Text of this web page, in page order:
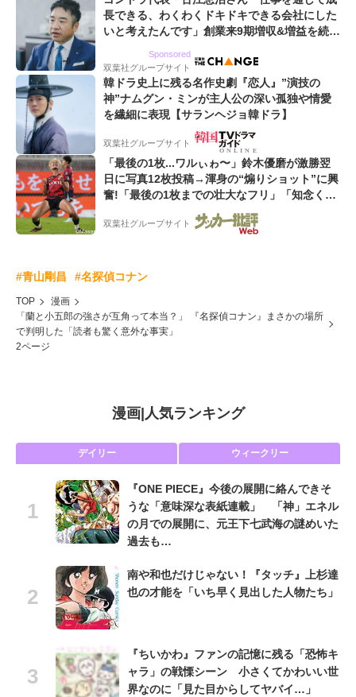
長できる、わくわくドキドキできる会社にした
いと考えたんです」創業来9期増収&増益を続け
Sponsored
双葉社グループサイト
韓ドラ史上に残る名作史劇『恋人』”演技の
神”ナムグン・ミンが主人公の深い孤独や情愛
を繊細に表現【サランヘジョ韓ドラ】
双葉社グループサイト
「最後の1枚...ワルぃゎ〜」鈴木優磨が激勝翌
日に写真12枚投稿→渾身の“煽りショット”に興
奮!「最後の1枚までの壮大なフリ」「知念くん
のことどんだけ好きなんよw」
双葉社グループサイト
#青山剛昌 #名探偵コナン
TOP
漫画
「蘭と小五郎の強さが互角って本当？」 『名探偵コナン』まさかの場所
で判明した「読者も驚く意外な事実」
2ページ
漫画| 人気ランキング
デイリー ウィークリー
『ONE PIECE』今後の展開に絡んできそ
うな「意味深な表紙連載」 「神」エネル
の月での展開に、元王下七武海の謎めいた
過去も…
南や和也だけじゃない！『タッチ』上杉達
也の才能を「いち早く見出した人物たち」
『ちいかわ』ファンの記憶に残る「恐怖キ
ャラ」の戦慄シーン 小さくてかわいい世
界なのに「見た目からしてヤバイ…」